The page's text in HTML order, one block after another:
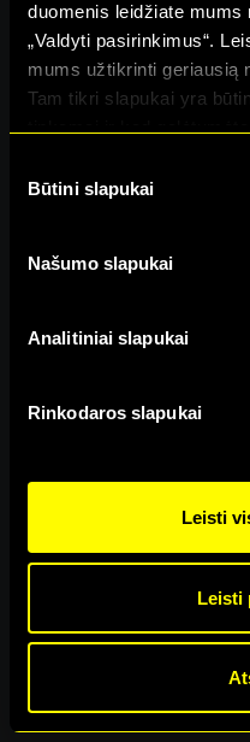
duomenis leidžiate mums
„Valdyti pasirinkimus“.
mums užtikrinti geriausią
Tam tikri slapukai yra
naudojame galite rasti
Selection
Būtini slapukai
Našumo slapukai
Analitiniai slapukai
Rinkodaros slapukai
Leisti
Leisti
be-
© 2017-